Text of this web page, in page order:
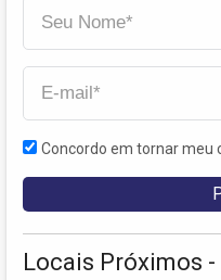
Concordo em tornar meu
Locais Próximos -